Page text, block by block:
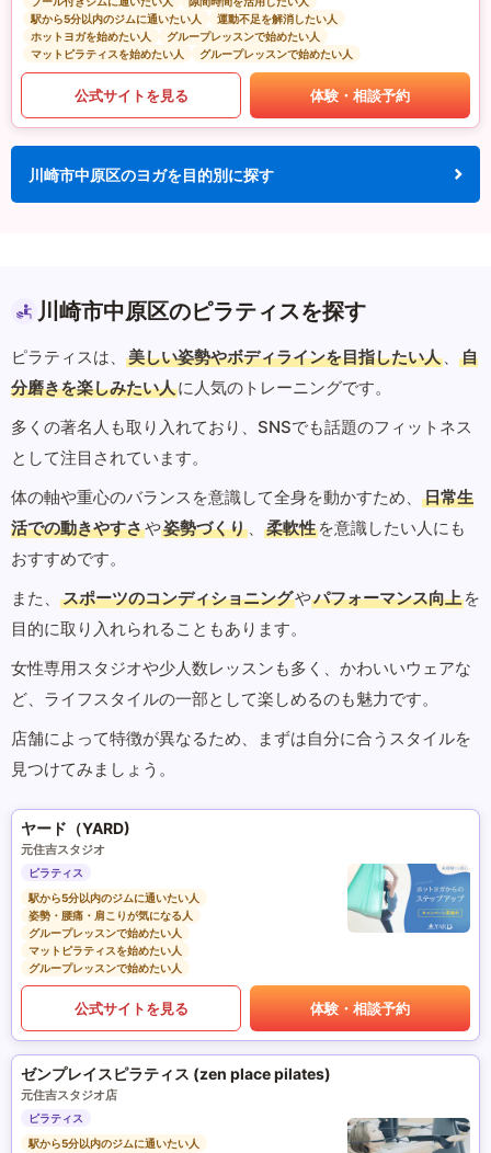
駅から5分以内のジムに通いたい人
運動不足を解消したい人
ホットヨガを始めたい人
グループレッスンで始めたい人
マットピラティスを始めたい人
グループレッスンで始めたい人
公式サイトを見る 体験・相談予約
川崎市中原区のヨガを目的別に探す
川崎市中原区のピラティスを探す
ピラティスは、 美しい姿勢やボディラインを目指したい人 、
自
分磨きを楽しみたい人に人気のトレーニングです。
多くの著名人も取り入れており、SNSでも話題のフィットネス
として注目されています。
体の軸や重心のバランスを意識して全身を動かすため、
日常生
活での動きやすさや姿勢づくり 、 柔軟性 を意識したい人にも
おすすめです。
また、
スポーツのコンディショニングやパフォーマンス向上 を
目的に取り入れられることもあります。
女性専用スタジオや少人数レッスンも多く、かわいいウェアな
ど、ライフスタイルの一部として楽しめるのも魅力です。
店舗によって特徴が異なるため、まずは自分に合うスタイルを
見つけてみましょう。
ヤード（YARD)
元住吉スタジオ
ピラティス
駅から5分以内のジムに通いたい人
姿勢・腰痛・肩こりが気になる人
グループレッスンで始めたい人
マットピラティスを始めたい人
グループレッスンで始めたい人
公式サイトを見る 体験・相談予約
ゼンプレイスピラティス (zen place pilates)
元住吉スタジオ店
ピラティス
駅から5分以内のジムに通いたい人